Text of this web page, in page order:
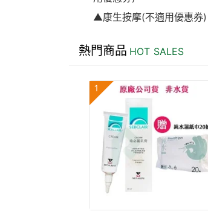
▲康生按摩(不適用優惠券)
熱門商品 HOT SALES
1